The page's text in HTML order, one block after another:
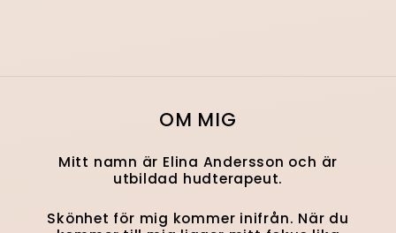
OM MIG
Mitt namn är Elina Andersson och är
utbildad hudterapeut.
Skönhet för mig kommer inifrån. När du